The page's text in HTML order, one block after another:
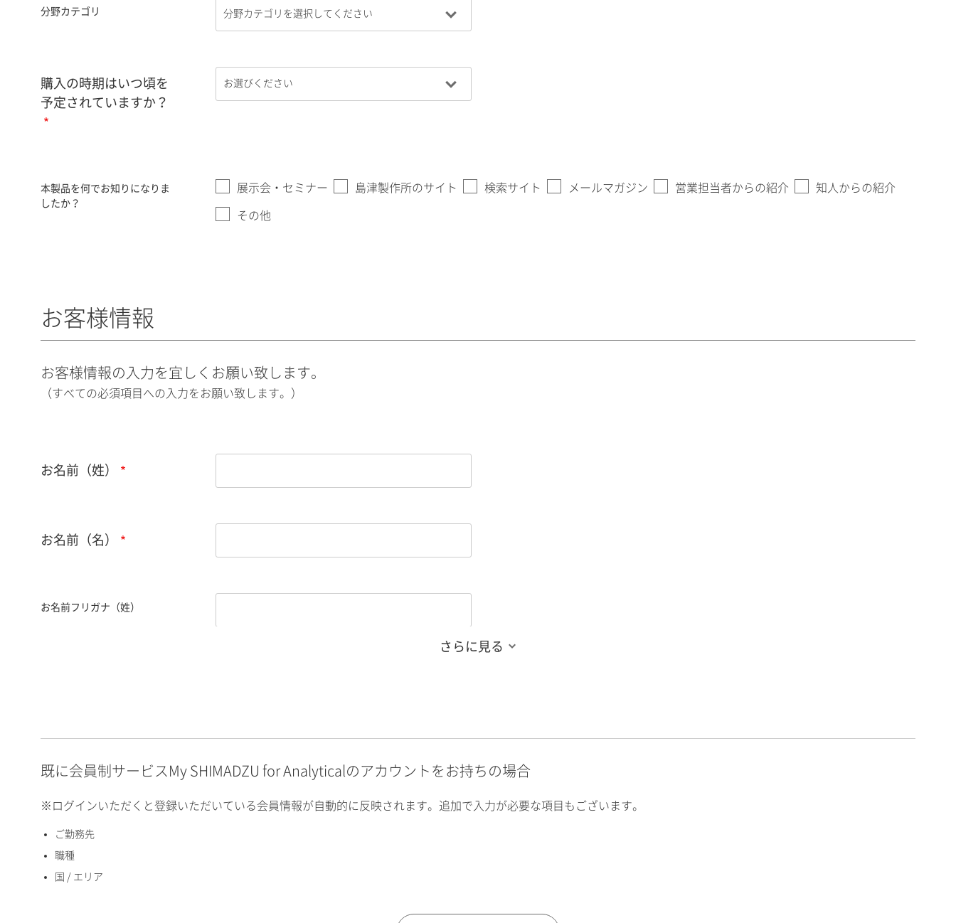
分野カテゴリ
購入の時期はいつ頃を
予定されていますか？
本製品を何でお知りになりま
したか？
展示会・セミナー 島津製作所のサイト 検索サイト メールマガジン 営業担当者からの紹介 知人からの紹介
その他
お客様情報
お客様情報の入力を宜しくお願い致します。
（すべての必須項目への入力をお願い致します。）
お名前（姓）
お名前（名）
お名前フリガナ（姓）
英数）
国 / エリア
住所検索
さらに見る
既に会員制サービスMy SHIMADZU for Analyticalのアカウントをお持ちの場合
※ログインいただくと登録いただいている会員情報が自動的に反映されます。追加で入力が必要な項目もございます。
ご勤務先
職種
国 / エリア